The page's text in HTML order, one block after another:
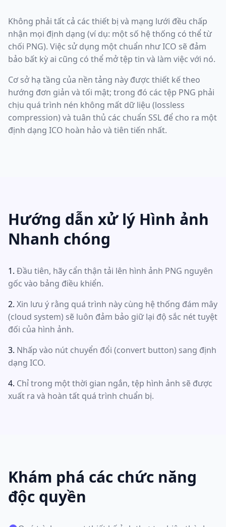
Không phải tất cả các thiết bị và mạng lưới đều chấp
nhận mọi định dạng (ví dụ: một số hệ thống có thể từ
chối PNG). Việc sử dụng một chuẩn như ICO sẽ đảm
bảo bất kỳ ai cũng có thể mở tệp tin và làm việc với nó.
Cơ sở hạ tầng của nền tảng này được thiết kế theo
hướng đơn giản và tối mật; trong đó các tệp PNG phải
chịu quá trình nén không mất dữ liệu (lossless
compression) và tuân thủ các chuẩn SSL để cho ra một
định dạng ICO hoàn hảo và tiên tiến nhất.
Hướng dẫn xử lý Hình ảnh
Nhanh chóng
Đầu tiên, hãy cẩn thận tải lên hình ảnh PNG nguyên
gốc vào bảng điều khiển.
Xin lưu ý rằng quá trình này cùng hệ thống đám mây
(cloud system) sẽ luôn đảm bảo giữ lại độ sắc nét tuyệt
đối của hình ảnh.
Nhấp vào nút chuyển đổi (convert button) sang định
dạng ICO.
Chỉ trong một thời gian ngắn, tệp hình ảnh sẽ được
xuất ra và hoàn tất quá trình chuẩn bị.
Khám phá các chức năng
độc quyền